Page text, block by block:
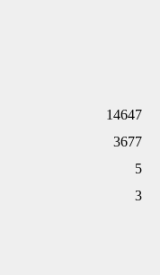
14647
3677
5
3